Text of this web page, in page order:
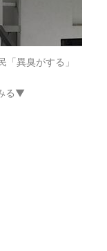
異臭がする」
る▼